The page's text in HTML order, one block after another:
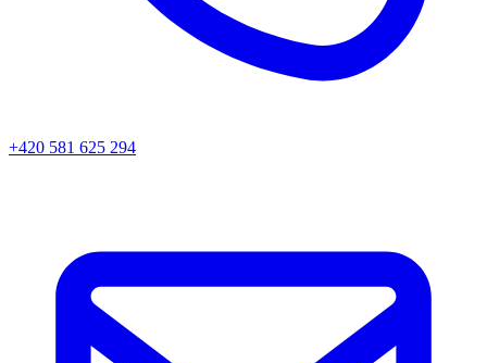
+420 581 625 294